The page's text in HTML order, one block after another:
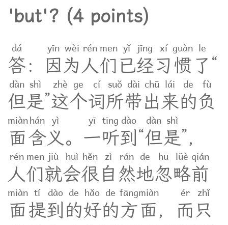
'but'? (4 points)
答
dá
： 因
yīn
为
wèi
人
rén
们
men
已
yǐ
经
jīng
习
xí
惯
guàn
了
le
“
但
dàn
是
shì
”这
zhè
个
ge
词
cí
所
suǒ
带
dài
出
chū
来
lái
的
de
负
fù
面
miàn
含
hán
义
yì
。 一
yī
听
tīng
到
dào
“但
dàn
是
shì
”，
人
rén
们
men
就
jiù
会
huì
很
hěn
自
zì
然
rán
地
de
忽
hū
略
lüè
前
qián
面
miàn
提
tí
到
dào
的
de
好
hǎo
的
de
方
fāng
面
miàn
， 而
ér
只
zhǐ